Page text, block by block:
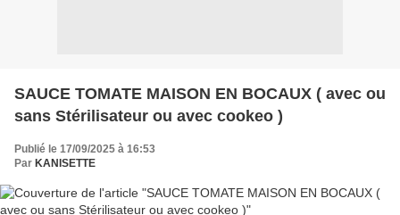
SAUCE TOMATE MAISON EN BOCAUX ( avec ou
sans Stérilisateur ou avec cookeo )
Publié le 17/09/2025 à 16:53
Par KANISETTE